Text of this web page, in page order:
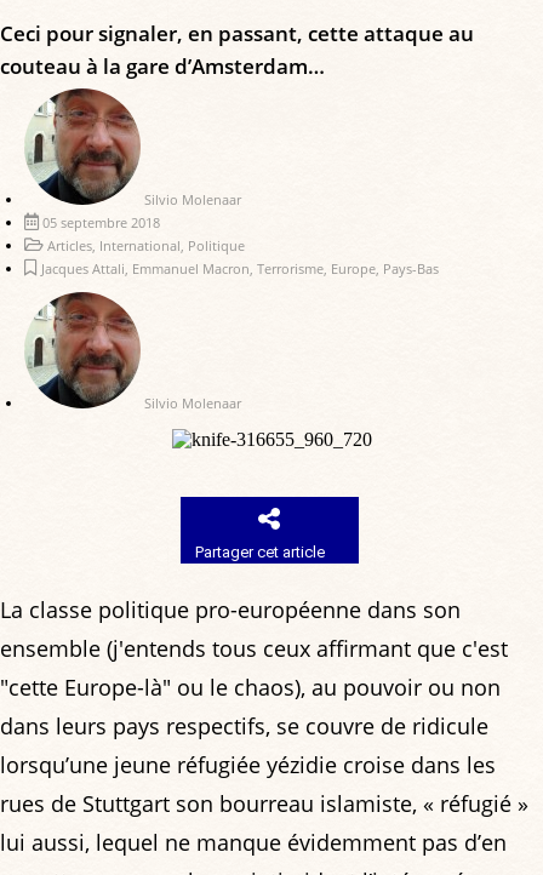
Ceci pour signaler, en passant, cette attaque au
couteau à la gare d’Amsterdam…
Silvio Molenaar
05 septembre 2018
Articles, International, Politique
Jacques Attali, Emmanuel Macron, Terrorisme, Europe, Pays-Bas
Silvio Molenaar
Partager cet article
La classe politique pro-européenne dans son
ensemble (j'entends tous ceux affirmant que c'est
"cette Europe-là" ou le chaos), au pouvoir ou non
dans leurs pays respectifs, se couvre de ridicule
lorsqu’une jeune réfugiée yézidie croise dans les
rues de Stuttgart son bourreau islamiste, « réfugié »
lui aussi, lequel ne manque évidemment pas d’en